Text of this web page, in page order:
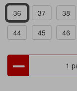
36 37 38
44
45 46